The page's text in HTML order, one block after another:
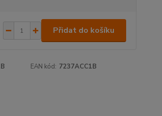
Přidat do košíku
EAN kód: 7237ACC1B